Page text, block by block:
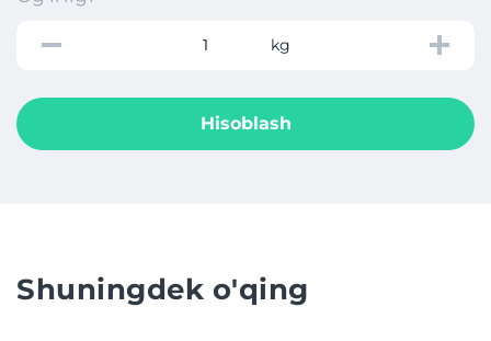
kg
Hisoblash
Shuningdek o'qing